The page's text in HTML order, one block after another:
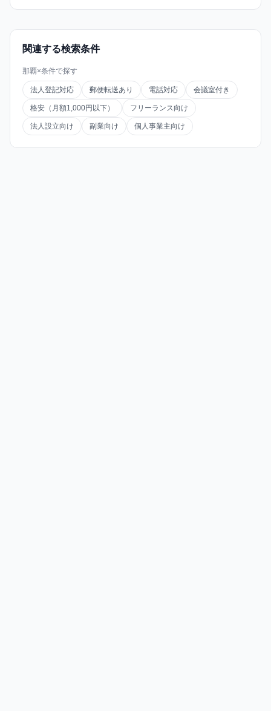
関連する検索条件
那覇×条件で探す
法人登記対応 郵便転送あり 電話対応 会議室付き
格安（月額1,000円以下） フリーランス向け
法人設立向け 副業向け 個人事業主向け